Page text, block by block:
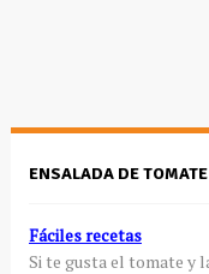
ENSALADA DE TOMATE
Fáciles recetas
Si te gusta el tomate y